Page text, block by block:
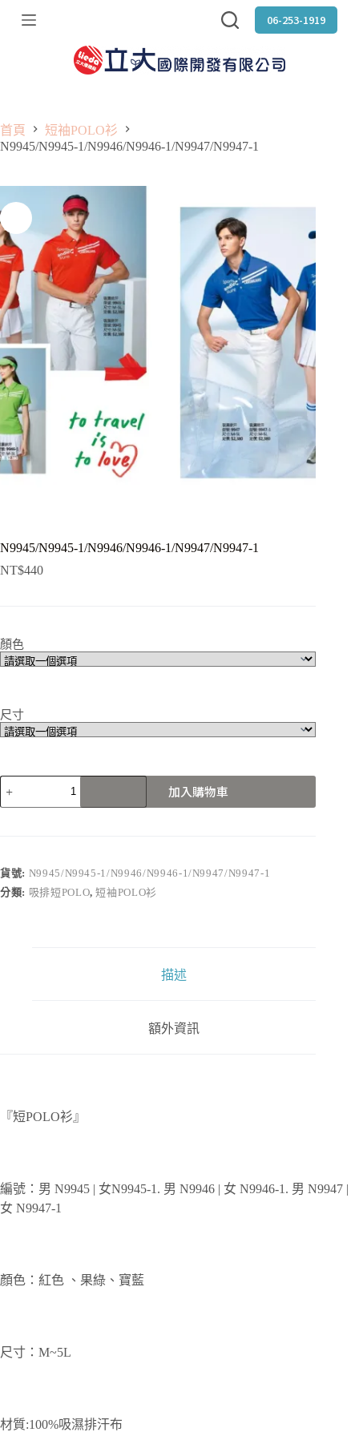
跳
06-253-1919
首頁
短袖POLO衫
N9945/N9945-1/N9946/N9946-1/N9947/N9947-1
N9945/N9945-1/N9946/N9946-1/N9947/N9947-1
NT$440
顏色
尺寸
N9945/N9945-
1/N9946/N9946-
1/N9947/N9947-
加入購物車
貨號: N9945/N9945-1/N9946/N9946-1/N9947/N9947-1
分類: 吸排短POLO,短袖POLO衫
描述
額外資訊
『短POLO衫』
編號：男 N9945 | 女N9945-1. 男 N9946 | 女 N9946-1. 男 N9947 |
女 N9947-1
顏色：紅色 、果綠、寶藍
尺寸：M~5L
材質:100%吸濕排汗布